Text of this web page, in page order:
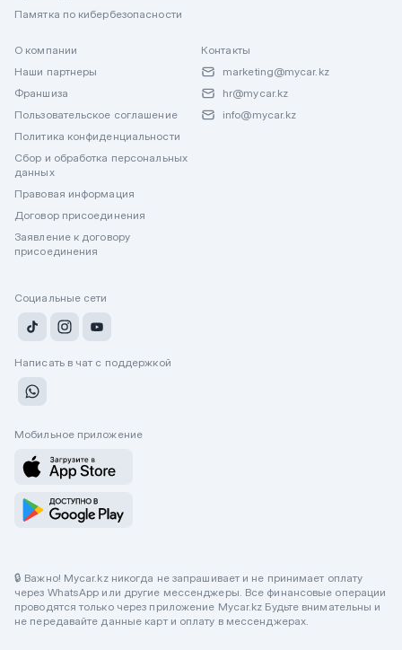
Памятка по кибербезопасности
О компании
Наши партнеры
Франшиза
Пользовательское соглашение
Политика конфиденциальности
Сбор и обработка персональных
данных
Правовая информация
Договор присоединения
Заявление к договору
присоединения
Контакты
marketing@mycar.kz
hr@mycar.kz
info@mycar.kz
Социальные сети
Написать в чат с поддержкой
Мобильное приложение
🔒 Важно! Mycar.kz никогда не запрашивает и не принимает оплату
через WhatsApp или другие мессенджеры. Все финансовые операции
проводятся только через приложение Mycar.kz Будьте внимательны и
не передавайте данные карт и оплату в мессенджерах.